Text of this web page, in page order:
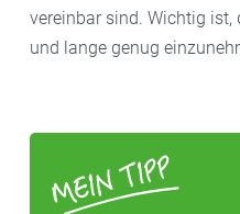
vereinbar sind. Wichtig
und lange genug